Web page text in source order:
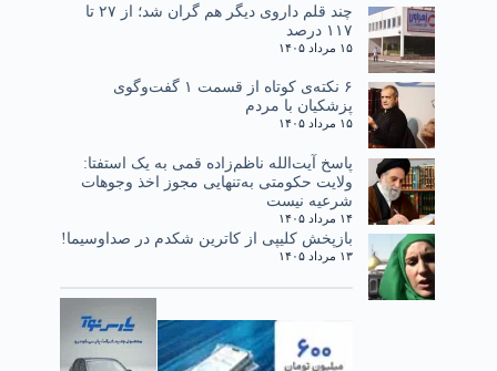
چند قلم داروی دیگر هم گران شد؛ از ۲۷ تا
۱۱۷ درصد
۱۵ مرداد ۱۴۰۵
۶ نکته‌ی کوتاه از قسمت ۱ گفت‌وگوی
پزشکیان با مردم
۱۵ مرداد ۱۴۰۵
پاسخ آیت‌الله ناظم‌زاده قمی به یک استفتا:
ولایت حکومتی به‌تنهایی مجوز اخذ وجوهات
شرعیه نیست
۱۴ مرداد ۱۴۰۵
بازپخش کلیپی از کاترین شکدم در صداوسیما!
۱۳ مرداد ۱۴۰۵